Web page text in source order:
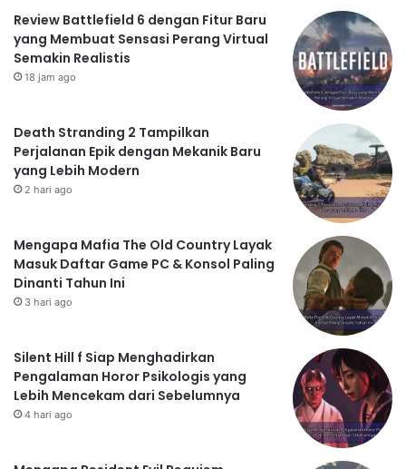
Review Battlefield 6 dengan Fitur Baru
yang Membuat Sensasi Perang Virtual
Semakin Realistis
18 jam ago
Death Stranding 2 Tampilkan
Perjalanan Epik dengan Mekanik Baru
yang Lebih Modern
2 hari ago
Mengapa Mafia The Old Country Layak
Masuk Daftar Game PC & Konsol Paling
Dinanti Tahun Ini
3 hari ago
Silent Hill f Siap Menghadirkan
Pengalaman Horor Psikologis yang
Lebih Mencekam dari Sebelumnya
4 hari ago